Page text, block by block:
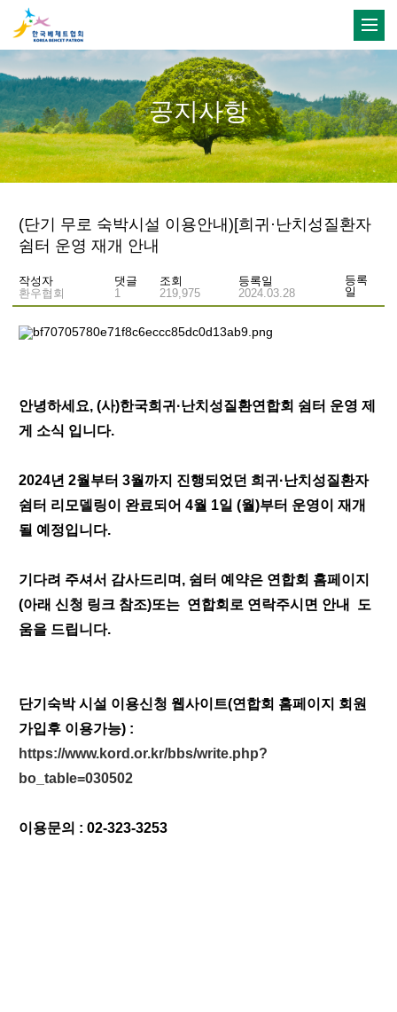
공지사항
(단기 무로 숙박시설 이용안내)[희귀·난치성질환자
쉼터 운영 재개 안내
작성자
환우협회
댓글
1
조회
219,975
등록일
2024.03.28
등록
일
안녕하세요, (사)한국희귀·난치성질환연합회 쉼터 운영 제
게 소식 입니다.
2024년 2월부터 3월까지 진행되었던 희귀·난치성질환자
쉼터 리모델링이 완료되어 4월 1일 (월)부터 운영이 재개
될 예정입니다.
기다려 주셔서 감사드리며, 쉼터 예약은 연합회 홈페이지
(아래 신청 링크 참조)또는 연합회로 연락주시면 안내 도
움을 드립니다.
단기숙박 시설 이용신청 웹사이트(연합회 홈페이지 회원
가입후 이용가능) :
https://www.kord.or.kr/bbs/write.php?
bo_table=030502
이용문의 : 02-323-3253